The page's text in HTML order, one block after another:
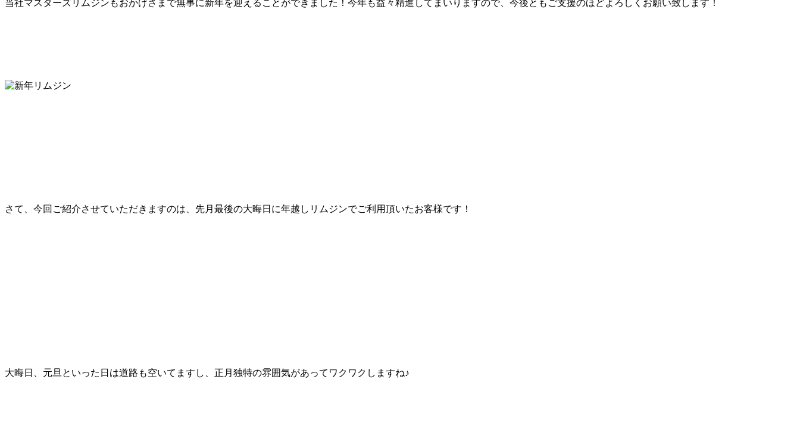
当社マスターズリムジンもおかげさまで無事に新年を迎えることができました！今年も益々精進してまいりますので、今後ともご支援のほどよろしくお願い致します！
さて、今回ご紹介させていただきますのは、先月最後の大晦日に年越しリムジンでご利用頂いたお客様です！
大晦日、元旦といった日は道路も空いてますし、正月独特の雰囲気があってワクワクしますね♪